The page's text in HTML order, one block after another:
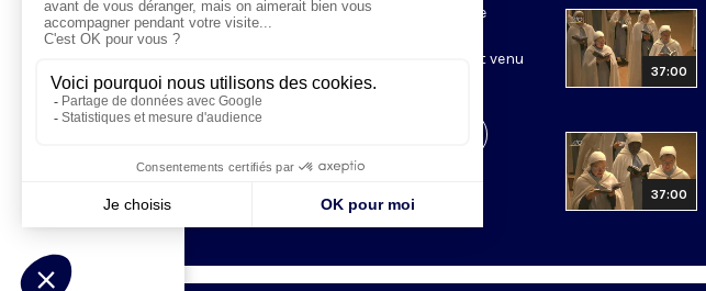
entier sous son regard. Mais son heure
Résurrection du Seigneur, "soleil levant venu
nous visiter" (Lc 1,28).
37:00
37:00